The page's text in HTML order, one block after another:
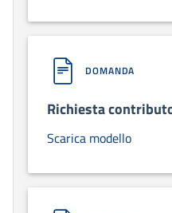
DOMANDA
Richiesta
Scarica modello